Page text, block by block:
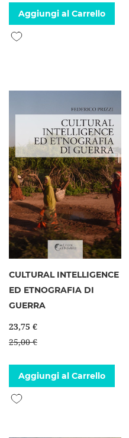
Aggiungi al Carrello
Aggiungi alla lista desideri
CULTURAL INTELLIGENCE
ED ETNOGRAFIA DI
GUERRA
23,75 €
25,00 €
Aggiungi al Carrello
Aggiungi alla lista desideri